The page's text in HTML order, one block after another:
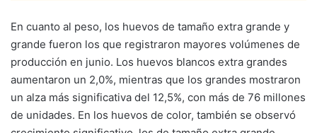
En cuanto al peso, los huevos de tamaño extra grande y
grande fueron los que registraron mayores volúmenes de
producción en junio. Los huevos blancos extra grandes
aumentaron un 2,0%, mientras que los grandes mostraron
un alza más significativa del 12,5%, con más de 76 millones
de unidades. En los huevos de color, también se observó